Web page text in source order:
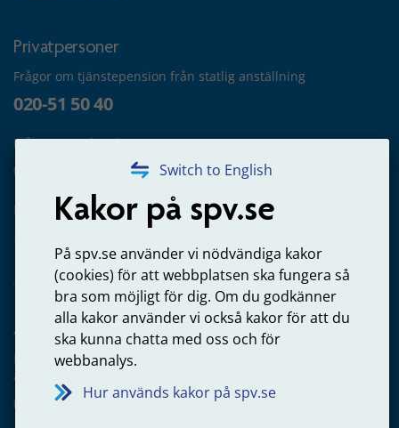
Switch to English
Kakor på spv.se
På spv.se använder vi nödvändiga kakor
(cookies) för att webbplatsen ska fungera så
bra som möjligt för dig. Om du godkänner
alla kakor använder vi också kakor för att du
ska kunna chatta med oss och för
webbanalys.
Hur används kakor på spv.se
Privatpersoner
Frågor om tjänstepension från statlig anställning
020-51 50 40
Frågor om utbetalning
020-65 00 65
Kontakta oss
Arbetsgivare
Frågor om administration av tjänstepension från statlig
anställning
060-18 75 03